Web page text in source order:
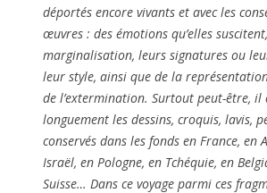
déportés encore vivants et avec les
œuvres : des émotions qu’elles
marginalisation, leurs signatures ou
leur style, ainsi que de la
de l’extermination. Surtout peut-être, il
longuement les dessins, croquis, lavis,
conservés dans les fonds en France, en
Israël, en Pologne, en Tchéquie, en
Suisse… Dans ce voyage parmi ces